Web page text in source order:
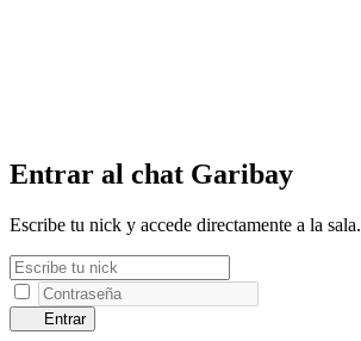
Entrar al chat Garibay
Escribe tu nick y accede directamente a la sala.
Entrar